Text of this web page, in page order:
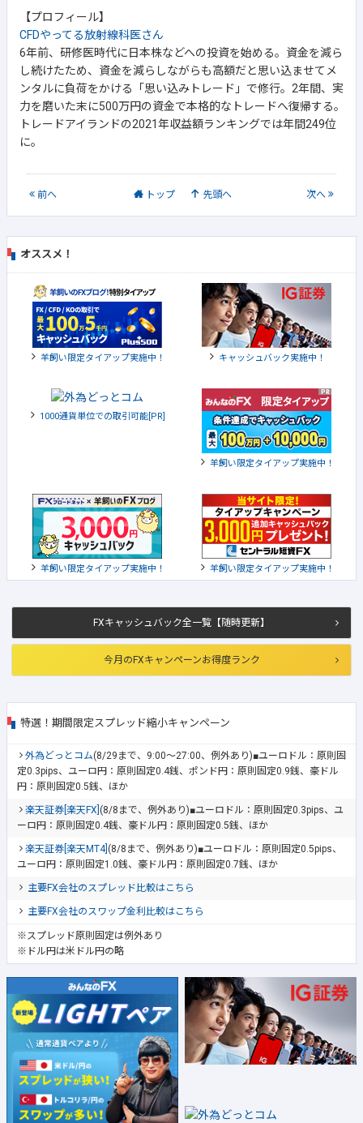
【プロフィール】
CFDやってる放射線科医さん
6年前、研修医時代に日本株などへの投資を始める。資金を減ら
し続けたため、資金を減らしながらも高額だと思い込ませてメ
ンタルに負荷をかける「思い込みトレード」で修行。2年間、実
力を磨いた末に500万円の資金で本格的なトレードへ復帰する。
トレードアイランドの2021年収益額ランキングでは年間249位
に。
前へ トップ 先頭へ 次へ
FXキャッシュバック全一覧【随時更新】
今月のFXキャンペーンお得度ランク
特選！期間限定スプレッド縮小キャンペーン
外為どっとコム(8/29まで、9:00～27:00、例外あり)■ユーロドル：原則固
定0.3pips、ユーロ円：原則固定0.4銭、ポンド円：原則固定0.9銭、豪ドル
円：原則固定0.5銭、ほか
楽天証券[楽天FX] (8/8まで、例外あり)■ユーロドル：原則固定0.3pips、ユ
ーロ円：原則固定0.4銭、豪ドル円：原則固定0.5銭、ほか
楽天証券[楽天MT4] (8/8まで、例外あり)■ユーロドル：原則固定0.5pips、
ユーロ円：原則固定1.0銭、豪ドル円：原則固定0.7銭、ほか
主要FX会社のスプレッド比較はこちら
主要FX会社のスワップ金利比較はこちら
※スプレッド原則固定は例外あり
※ドル円は米ドル円の略
オススメ！
羊飼い限定タイアップ実施中！ キャッシュバック実施中！
1000通貨単位での取引可能[PR]
羊飼い限定タイアップ実施中！
羊飼い限定タイアップ実施中！ 羊飼い限定タイアップ実施中！